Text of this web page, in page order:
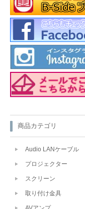
商品カテゴリ
Audio LANケーブル
プロジェクター
スクリーン
取り付け金具